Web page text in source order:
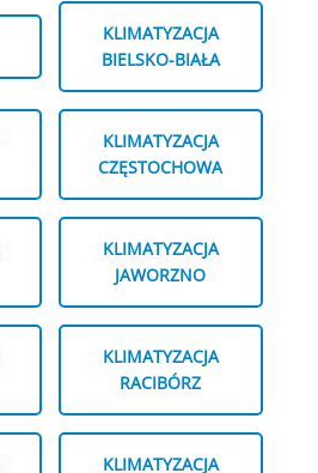
KLIMATYZACJA
BIELSKO-BIAŁA
KLIMATYZACJA
CZĘSTOCHOWA
KLIMATYZACJA
JAWORZNO
KLIMATYZACJA
RACIBÓRZ
KLIMATYZACJA